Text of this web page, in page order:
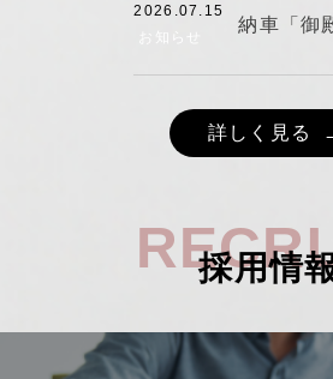
2026.07.15
お知らせ
納車「御
詳しく見る
採用情